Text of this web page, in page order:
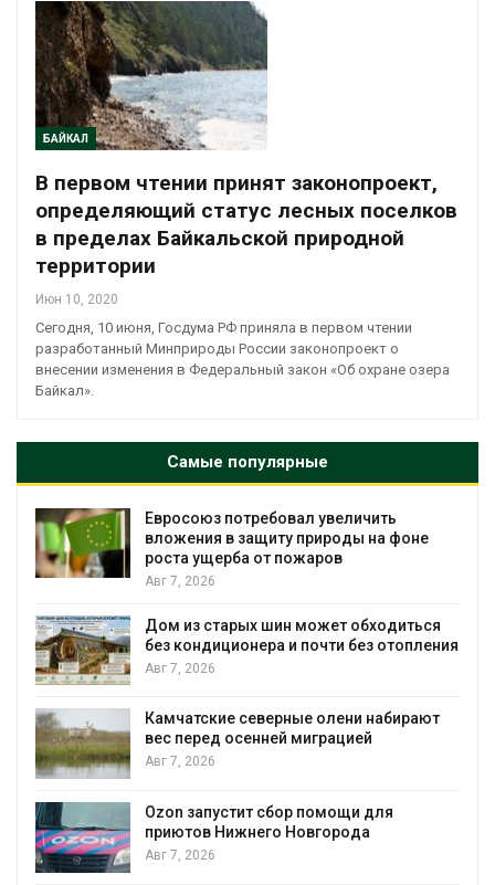
БАЙКАЛ
В первом чтении принят законопроект,
определяющий статус лесных поселков
в пределах Байкальской природной
территории
Июн 10, 2020
Сегодня, 10 июня, Госдума РФ приняла в первом чтении
разработанный Минприроды России законопроект о
внесении изменения в Федеральный закон «Об охране озера
Байкал».
Самые популярные
Евросоюз потребовал увеличить
вложения в защиту природы на фоне
роста ущерба от пожаров
Авг 7, 2026
Дом из старых шин может обходиться
без кондиционера и почти без отопления
Авг 7, 2026
Камчатские северные олени набирают
вес перед осенней миграцией
Авг 7, 2026
Ozon запустит сбор помощи для
приютов Нижнего Новгорода
Авг 7, 2026